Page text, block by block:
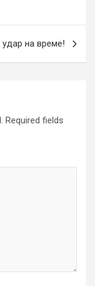
удар на време!
Required fields